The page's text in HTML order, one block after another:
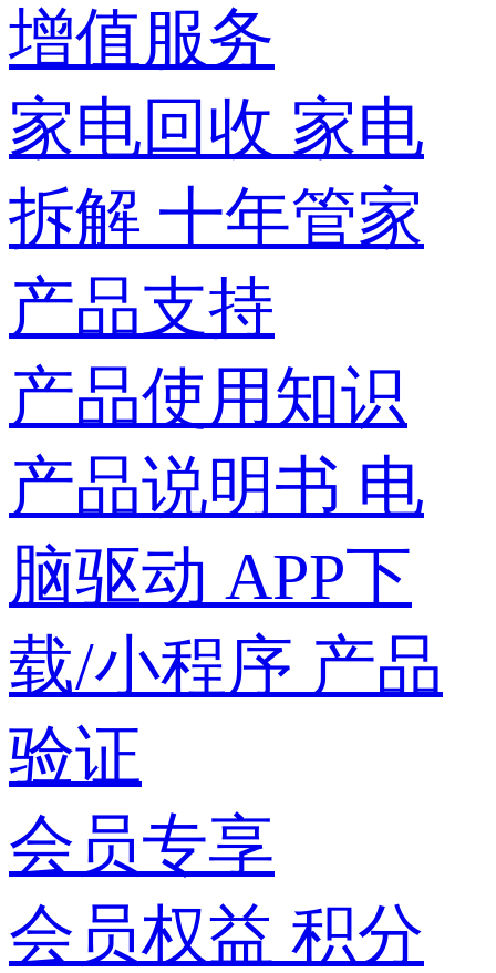
增值服务
家电回收 家电
拆解 十年管家
产品支持
产品使用知识
产品说明书 电
脑驱动 APP下
载/小程序 产品
验证
会员专享
会员权益 积分